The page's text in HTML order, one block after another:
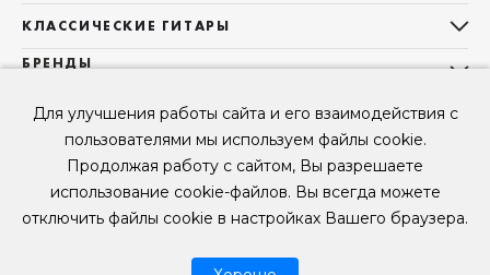
Для улучшения работы сайта и его взаимодействия с
пользователями мы используем файлы cookie.
Продолжая работу с сайтом, Вы разрешаете
использование cookie-файлов. Вы всегда можете
отключить файлы cookie в настройках Вашего браузера.
Les Paul
Superstrat
Фолки (ОМ, 000, 00)
Гранд Аудиториум
Б/У, уцененные гитары
Precision Bass
Б/У, уцененные гитары
КЛАССИЧЕСКИЕ ГИТАРЫ
Все классические гитары
Б/У, уцененные гитары
БРЕНДЫ
Sigma Guitars
Enya Guitars
Fender
Gibson
Контакты
Мы в Telegram
Мы в ВК
Мы в YouTube